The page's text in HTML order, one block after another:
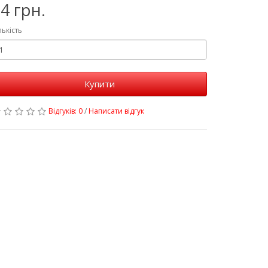
грн.
Купити
Відгуків: 0/Написати відгук